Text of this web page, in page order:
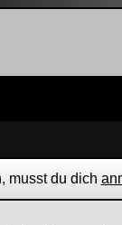
musst du dich